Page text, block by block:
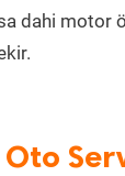
dahi